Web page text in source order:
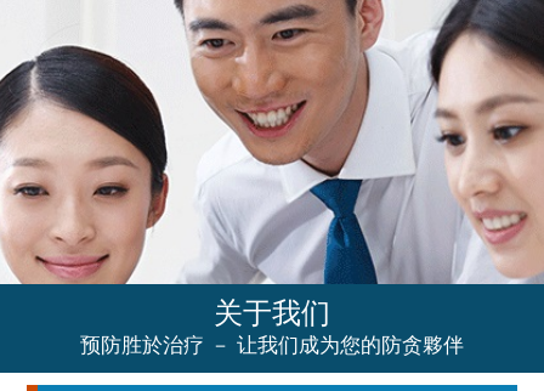
关于我们
预防胜於治疗 － 让我们成为您的防贪夥伴